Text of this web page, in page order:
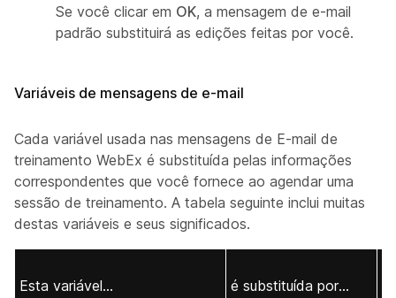
Se você clicar em OK, a mensagem de e-mail
padrão substituirá as edições feitas por você.
Variáveis de mensagens de e-mail
Cada variável usada nas mensagens de E-mail de
treinamento WebEx é substituída pelas informações
correspondentes que você fornece ao agendar uma
sessão de treinamento. A tabela seguinte inclui muitas
destas variáveis e seus significados.
Esta variável... é substituída por...